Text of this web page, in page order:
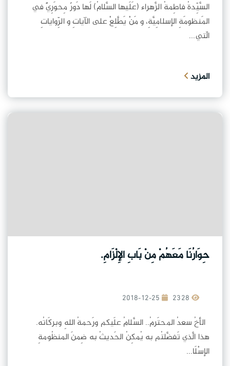
السَّيِّدةُ فاطِمةُ الزَّهراء (عَلَيها السَّلامُ) لَها دَورٌ مِحوَرِيٌّ في
المَنظومَةِ الإسلامِيَّةِ، و مَنْ يَطَّلِعْ على الآياتِ و الرِّواياتِ
الّتي...
المزيد
حِوَارُنَا مَعَهُمْ مِنْ بَابِ الإِلْزَامِ.
2018-12-25
الأخُ سعدُ المحتَرمُ.. السَّلامُ علَيكم ورَحمةُ اللهِ وبركَاتُه.
هذا الَّذي تَفضَّلتُم به يُمكِنُ الحَديثُ به ضِمنَ المنظُومةِ
الإسْلَا...